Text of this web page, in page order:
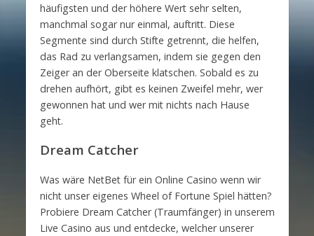
häufigsten und der höhere Wert sehr selten,
manchmal sogar nur einmal, auftritt. Diese
Segmente sind durch Stifte getrennt, die helfen,
das Rad zu verlangsamen, indem sie gegen den
Zeiger an der Oberseite klatschen. Sobald es zu
drehen aufhört, gibt es keinen Zweifel mehr, wer
gewonnen hat und wer mit nichts nach Hause
geht.
Dream Catcher
Was wäre NetBet für ein Online Casino wenn wir
nicht unser eigenes Wheel of Fortune Spiel hätten?
Probiere Dream Catcher (Traumfänger) in unserem
Live Casino aus und entdecke, welcher unserer